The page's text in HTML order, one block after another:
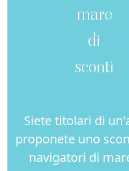
mare
di
sconti
Siete titolari di
proponete uno
navigatori di